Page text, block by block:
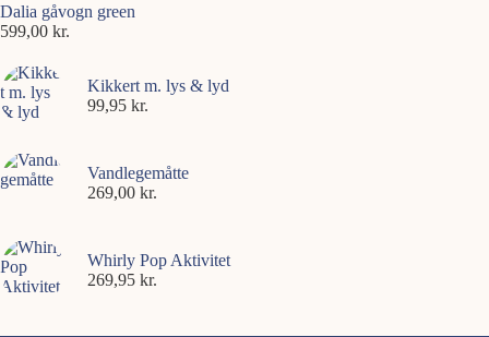
Dalia gåvogn green
599,00 kr.
Kikkert m. lys & lyd
99,95 kr.
Vandlegemåtte
269,00 kr.
Whirly Pop Aktivitet
269,95 kr.